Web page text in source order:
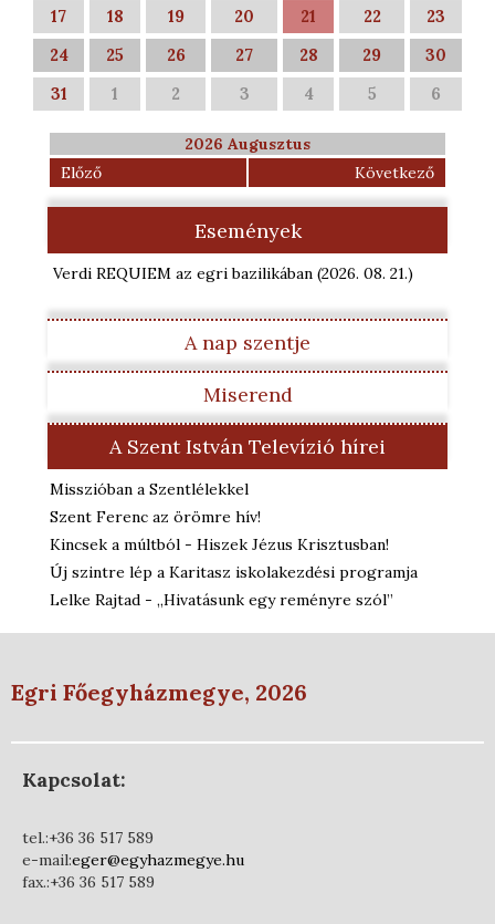
17
18 19 20 21 22
23
24
25 26 27 28 29
30
31
1 2 3 4 5 6
2026 Augusztus
Előző
Következő
Események
Verdi REQUIEM az egri bazilikában (2026. 08. 21.)
A nap szentje
Miserend
A Szent István Televízió hírei
Misszióban a Szentlélekkel
Szent Ferenc az örömre hív!
Kincsek a múltból - Hiszek Jézus Krisztusban!
Új szintre lép a Karitasz iskolakezdési programja
Lelke Rajtad - „Hivatásunk egy reményre szól”
Egri Főegyházmegye, 2026
Kapcsolat:
tel.:+36 36 517 589
e-mail:eger@egyhazmegye.hu
fax.:+36 36 517 589